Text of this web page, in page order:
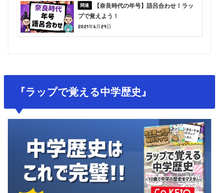
【奈良時代の年号】語呂合わせ！ラッ
プで覚えよう！
2021年6月29日
『ラップで覚える中学歴史』